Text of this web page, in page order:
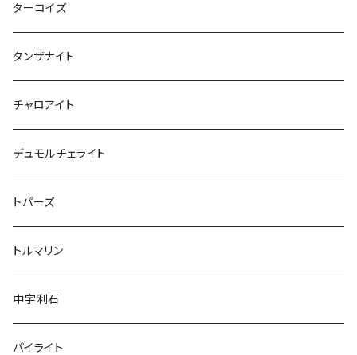
ターコイズ
タンザナイト
チャロアイト
デュモルチェライト
トパーズ
トルマリン
中宇利石
パイライト